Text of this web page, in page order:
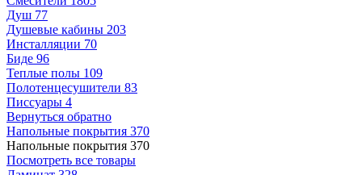
Душ 77
Душевые кабины 203
Инсталляции 70
Биде 96
Теплые полы 109
Полотенцесушители 83
Писсуары 4
Вернуться обратно
Напольные покрытия 370
Напольные покрытия 370
Посмотреть все товары